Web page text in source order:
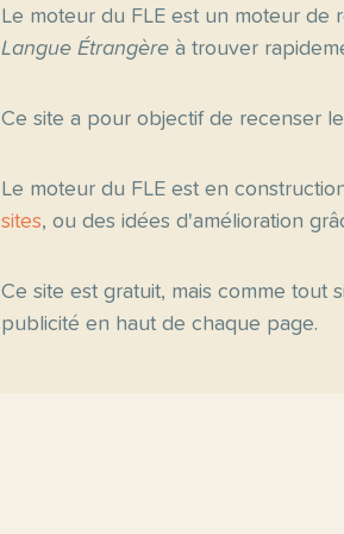
Le moteur du FLE est un moteur de
Langue Étrangère à trouver
Ce site a pour objectif de recenser
Le moteur du FLE est en
sites, ou des idées d'amélioration
Ce site est gratuit, mais comme
publicité en haut de chaque page.